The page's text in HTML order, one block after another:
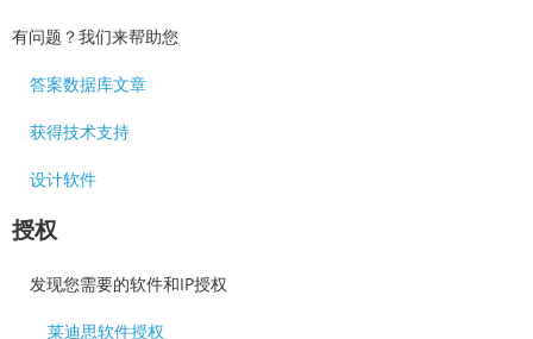
有问题？我们来帮助您
答案数据库文章
获得技术支持
设计软件
授权
发现您需要的软件和IP授权
莱迪思软件授权